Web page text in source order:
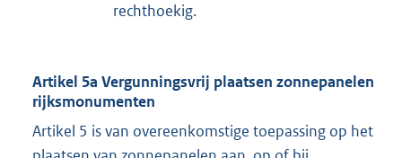
rechthoekig.
Artikel 5a Vergunningsvrij plaatsen zonnepanelen
rijksmonumenten
Artikel 5 is van overeenkomstige toepassing op het